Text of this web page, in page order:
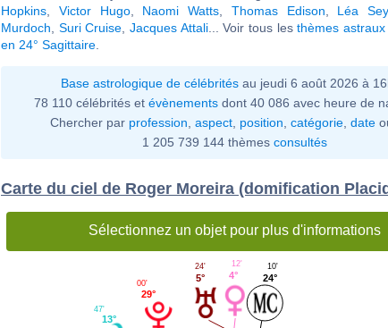
Hopkins
Victor Hugo, Naomi Watts Thomas Edison Léa
Murdoch
Suri Cruise ,Jacques Attali... Voir tous lesthèmes
en 24° Sagittaire
Base astrologique de célébritésau jeudi 6 août 2026 à
78 110 célébrités et évènementsdont 40 086 avec heure de
Chercher par profession aspect position catégorie date
1 205 739 144 thèmes consultés
Carte du ciel de Roger Moreira (domification
Sélectionnez un objet pour plus d'informations
24°
10'
4°
12'
5°
24'
29°
00'
13°
47'